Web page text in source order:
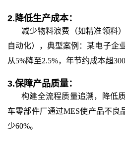
2. 降低生产成本：
减少物料浪费（如精准领料
自动化），典型案例：某电子企
从5%降至2.5%，年节约成本超300
3.保障产品质量：
构建全流程质量追溯，降低
车零部件厂通过MES使产品不良
少60%。